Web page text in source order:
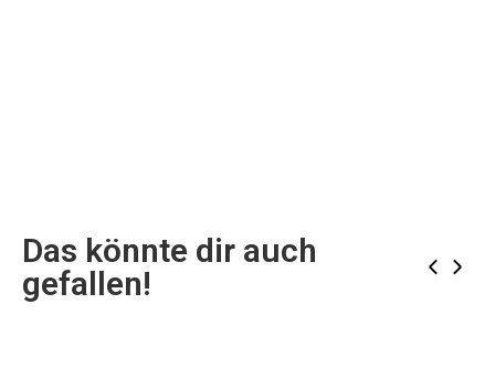
Das könnte dir auch
gefallen!
‹ ›